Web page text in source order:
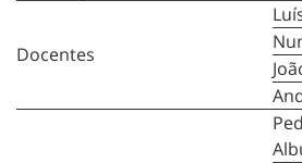
Docentes